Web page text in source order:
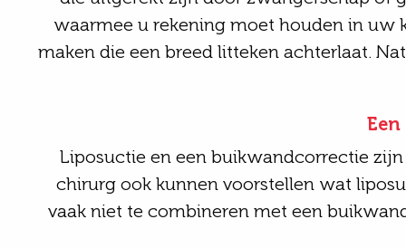
waarmee u rekening moet houden in uw
maken die een breed litteken achterlaat.
Liposuctie en een buikwandcorrectie
chirurg ook kunnen voorstellen wat
vaak niet te combineren met een